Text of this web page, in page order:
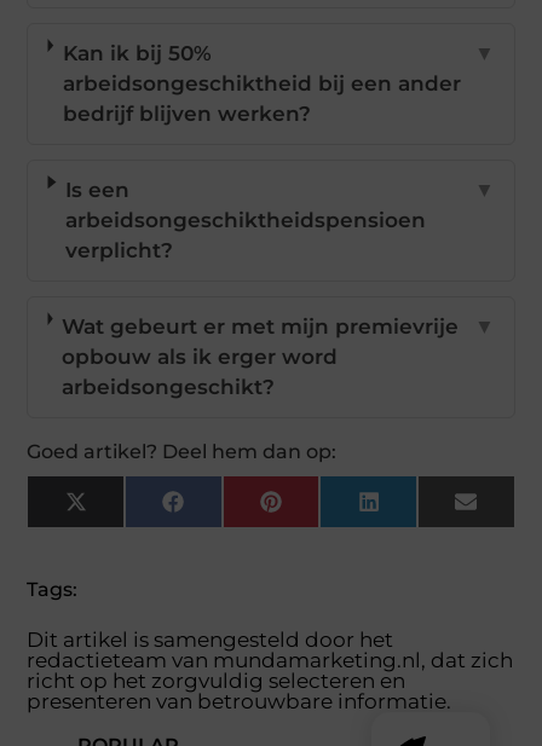
Kan ik bij 50%
arbeidsongeschiktheid bij een ander
bedrijf blijven werken?
▼
Is een
arbeidsongeschiktheidspensioen
verplicht?
▼
Wat gebeurt er met mijn premievrije
opbouw als ik erger word
arbeidsongeschikt?
▼
Goed artikel? Deel hem dan op:
X
(Twitter)
FacebookPinterestLinkedInEmail
Tags:
Dit artikel is samengesteld door het
redactieteam van mundamarketing.nl, dat zich
richt op het zorgvuldig selecteren en
presenteren van betrouwbare informatie.